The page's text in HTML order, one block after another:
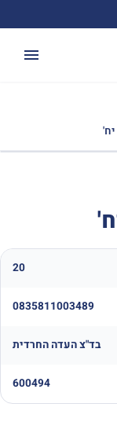
20
0835811003489
בד"צ העדה החרדית
600494